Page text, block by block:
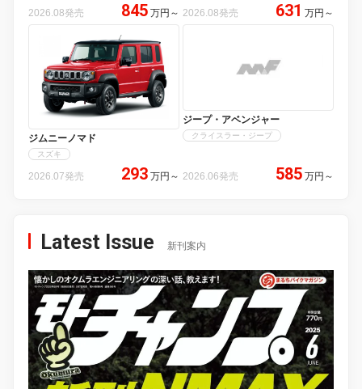
2026.08発売 845 万円 ～ 2026.08発売 631 万円 ～
ジムニーノマド
スズキ
2026.07発売 293 万円 ～
ジープ・アベンジャー
クライスラー・ジープ
2026.06発売 585 万円 ～
Latest Issue 新刊案内